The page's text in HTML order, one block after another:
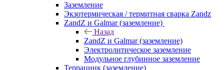
Заземление
Экзотермическая / термитная сварка Zandz
ZandZ и Galmar (заземление)
Назад
ZandZ и Galmar (заземление)
Электролитическое заземление
Модульное глубинное заземление
Террацинк (заземление)